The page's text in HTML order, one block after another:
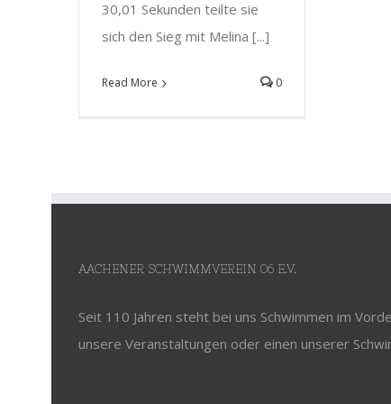
30,01 Sekunden teilte sie
sich den Sieg mit Melina [...]
Read More 0
AACHENER SCHWIMMVEREIN 06 E.V.
Seit 110 Jahren steht bei uns Schwimmen im
unsere Veranstaltungen oder einen unserer